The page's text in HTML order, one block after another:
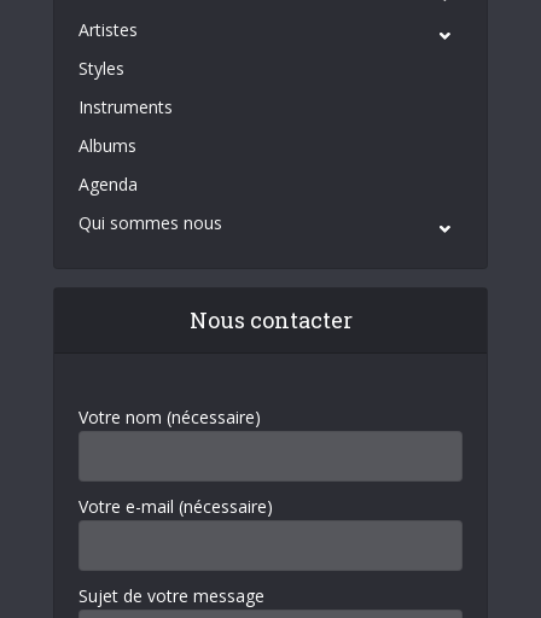
Artistes
Styles
Instruments
Albums
Agenda
Qui sommes nous
Nous contacter
Votre nom (nécessaire)
Votre e-mail (nécessaire)
Sujet de votre message